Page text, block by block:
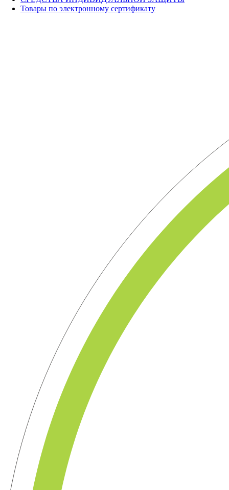
Товары по электронному сертификату